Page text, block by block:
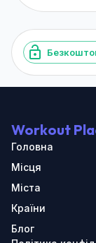
Workout
Головна
Місця
Міста
Країни
Блог